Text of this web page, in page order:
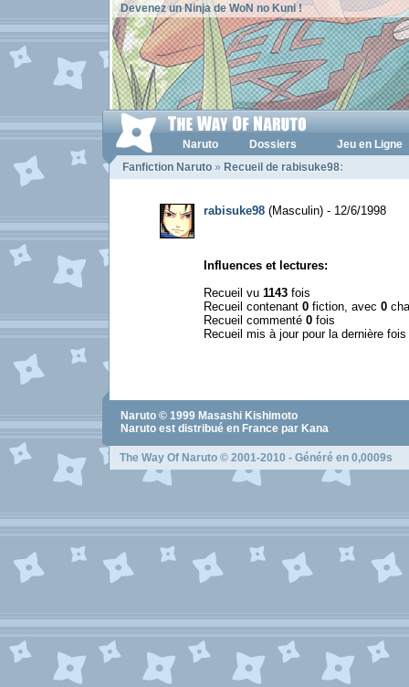
Devenez un Ninja de WoN no Kuni !
Naruto Dossiers
Jeu en Ligne
Fanfiction Naruto » Recueil de rabisuke98:
rabisuke98 (Masculin) - 12/6/1998
Influences et lectures:
Recueil vu 1143 fois
Recueil contenant 0 fiction, avec 0
Recueil commenté 0 fois
Recueil mis à jour pour la dernière
Naruto © 1999 Masashi Kishimoto
Naruto est distribué en France par Kana
The Way Of Naruto © 2001-2010 - Généré en 0,0009s